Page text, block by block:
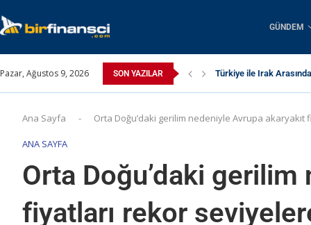
GÜNDEM
Pazar, Ağustos 9, 2026 SON YAZILAR Türkiye ile Irak
Ana Sayfa - Orta Doğu’daki gerilim nedeniyle Avrupa
ANA SAYFA
Orta Doğu’daki
fiyatları rekor